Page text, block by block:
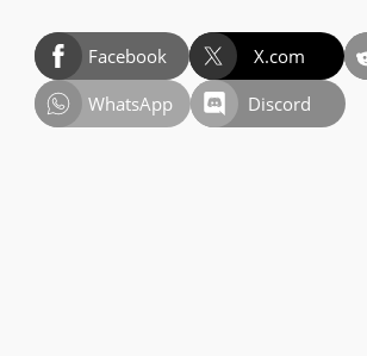
Facebook X.com
WhatsApp
Discord